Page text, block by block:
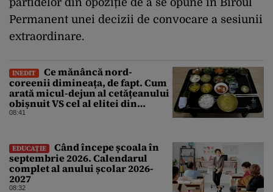
Permanent unei decizii de convocare a sesiunii
extraordinare.
INEDIT
Ce mănâncă nord-
coreenii dimineața, de fapt. Cum
arată micul-dejun al cetățeanului
obișnuit VS cel al elitei din
Phenian
08:41
EDUCAȚIE
Când începe școala în
septembrie 2026. Calendarul
complet al anului școlar 2026-
2027
08:32